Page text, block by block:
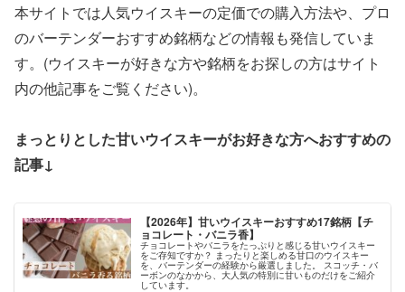
本サイトでは人気ウイスキーの定価での購入方法や、プロ
のバーテンダーおすすめ銘柄などの情報も発信していま
す。(ウイスキーが好きな方や銘柄をお探しの方はサイト
内の他記事をご覧ください)。
まっとりとした甘いウイスキーがお好きな方へおすすめの
記事↓
【2026年】甘いウイスキーおすすめ17銘柄【チ
ョコレート・バニラ香】
チョコレートやバニラをたっぷりと感じる甘いウイスキー
をご存知ですか？ まったりと楽しめる甘口のウイスキー
を、バーテンダーの経験から厳選しました。 スコッチ・バ
ーボンのなかから、大人気の特別に甘いものだけをご紹介
しています。